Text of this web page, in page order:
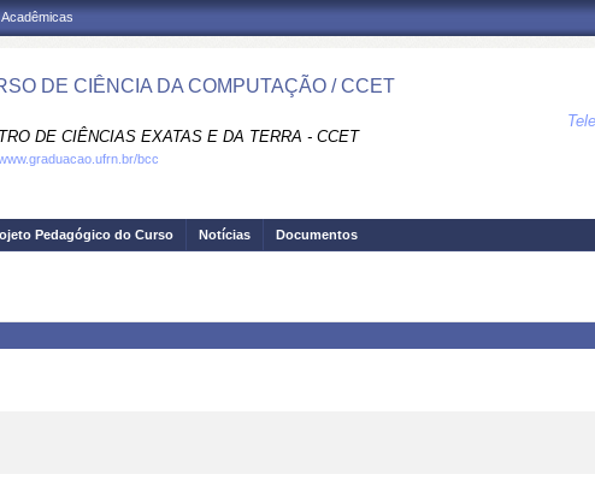
DE CIÊNCIA DA COMPUTAÇÃO / CCET
DE CIÊNCIAS EXATAS E DA TERRA - CCET
bcc
Pedagógico do Curso Notícias Documentos